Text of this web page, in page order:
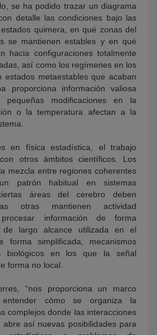
se ha podido trazar un diagrama
detalle las condiciones bajo las
quimera, en qué zonas del
se mantienen estables y en qué
hacia configuraciones totalmente
así como los regímenes en los
metaestables que acaban
proporciona información valiosa
pequeñas modificaciones en la
o la temperatura afectan a la
en física estadística, el trabajo
otros ámbitos científicos. Los
mezcla entre regiones coherentes
patrón habitual en sistemas
áreas del cerebro deben
otras mantienen actividad
información de forma
de largo alcance utilizada en el
forma simplificada, mecanismos
biológicos en los que la señal
forma no local.
“nos proporciona un marco
cómo se organiza la
complejos donde las interacciones
abre así nuevas posibilidades para